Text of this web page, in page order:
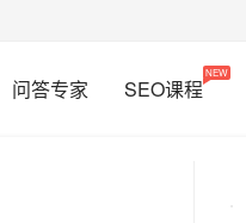
问答专家 SEO课程
NEW